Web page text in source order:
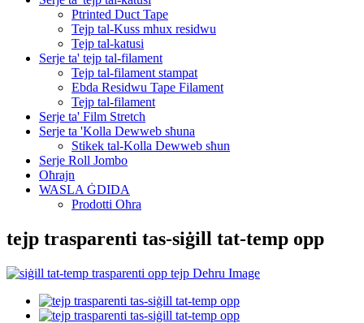
Ptrinted Duct Tape
Tejp tal-Kuss mhux residwu
Tejp tal-katusi
Serje ta' tejp tal-filament
Tejp tal-filament stampat
Ebda Residwu Tape Filament
Tejp tal-filament
Serje ta' Film Stretch
Serje ta 'Kolla Dewweb sħuna
Stikek tal-Kolla Dewweb sħun
Serje Roll Jombo
Oħrajn
WASLA ĠDIDA
Prodotti Oħra
tejp trasparenti tas-siġill tat-temp opp